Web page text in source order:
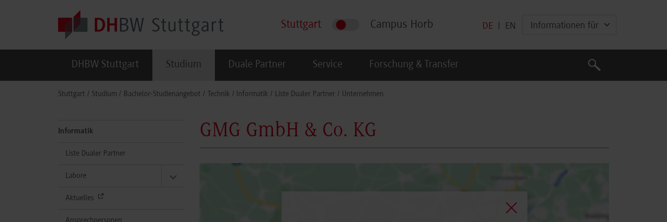
Stuttgart Campus Horb DE EN Informationen für
DHBW Stuttgart Studium Duale Partner Service Forschung & Transfer
Suche
Suche
Stuttgart Studium Bachelor-Studienangebot Technik Informatik Liste Dualer Partner Unternehmen
Informatik
Liste Dualer Partner
Labore
Aktuelles
GMG GmbH & Co. KG